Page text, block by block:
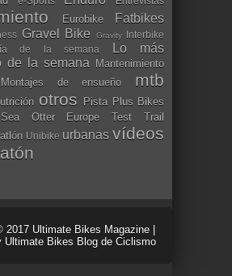
Eurobike Fatbikes
Gravel Bike Gravity
Interbike
de la semana
Lo más
de la semana
Mantenimiento
Montajes de ensueño mtb
otros Pista Plus Bikes
Sea Otter Europe Test Trail
Unibike urbanas vídeos
2017 Ultimate Bikes Magazine|
Ultimate Bikes Blog de Ciclismo